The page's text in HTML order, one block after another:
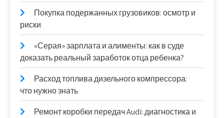
Покупка подержанных грузовиков: осмотр и
риски
«Серая» зарплата и алименты: как в суде
доказать реальный заработок отца ребенка?
Расход топлива дизельного компрессора:
что нужно знать
Ремонт коробки передач Audi: диагностика и